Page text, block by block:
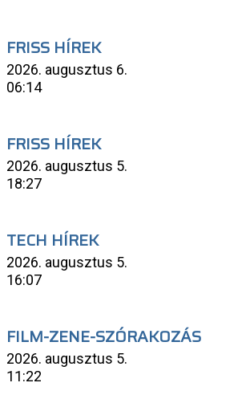
FRISS HÍREK
2026. augusztus 6.
06:14
FRISS HÍREK
2026. augusztus 5.
18:27
TECH HÍREK
2026. augusztus 5.
16:07
FILM-ZENE-SZÓRAKOZÁS
2026. augusztus 5.
11:22